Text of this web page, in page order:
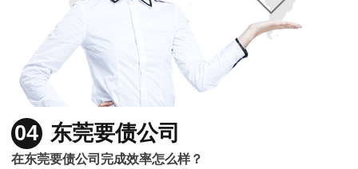
04 东莞要债公司
在东莞要债公司完成效率怎么样？